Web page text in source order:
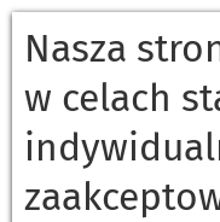
Nasza
w celach